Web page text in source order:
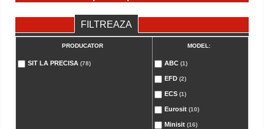
FILTREAZA
PRODUCATOR
SIT LA PRECISA (78)
MODEL:
ABC (1)
EFD (2)
ECS (1)
Eurosit (10)
Minisit (16)